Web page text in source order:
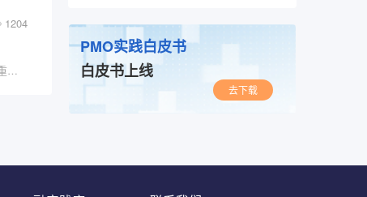
1204
“在未来的时间里，学会如何与AI合作将成为最重要的技能之一，你要么驾驭AI，要么被其淘汰。
PMO实践白皮书
白皮书上线
去下载